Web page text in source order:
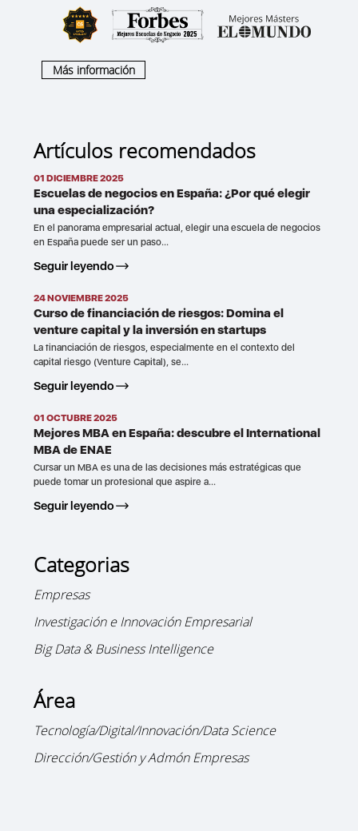
Más información
Artículos recomendados
01 DICIEMBRE 2025
Escuelas de negocios en España: ¿Por qué elegir
una especialización?
En el panorama empresarial actual, elegir una escuela de negocios
en España puede ser un paso...
Seguir leyendo
24 NOVIEMBRE 2025
Curso de financiación de riesgos: Domina el
venture capital y la inversión en startups
La financiación de riesgos, especialmente en el contexto del
capital riesgo (Venture Capital), se...
Seguir leyendo
01 OCTUBRE 2025
Mejores MBA en España: descubre el International
MBA de ENAE
Cursar un MBA es una de las decisiones más estratégicas que
puede tomar un profesional que aspire a...
Seguir leyendo
Categorias
Empresas
Investigación e Innovación Empresarial
Big Data & Business Intelligence
Área
Tecnología/Digital/Innovación/Data Science
Dirección/Gestión y Admón Empresas